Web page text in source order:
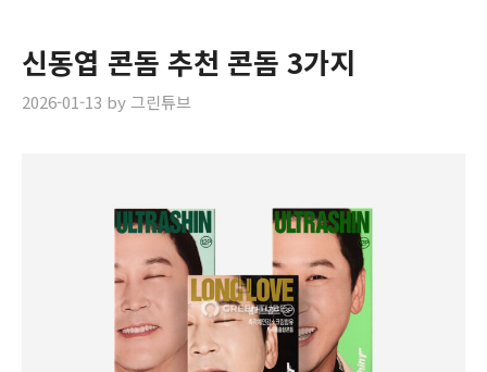
신동엽 콘돔 추천 콘돔 3가지
2026-01-13 by그린튜브